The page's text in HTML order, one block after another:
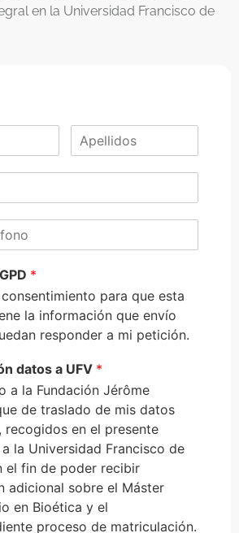
en la Universidad Francisco de
*
para que esta
la información que envío
responder a mi petición.
datos a UFV *
a la Fundación Jérôme
de traslado de mis datos
recogidos en el presente
la Universidad Francisco de
el fin de poder recibir
adicional sobre el Máster
en Bioética y el
proceso de matriculación.